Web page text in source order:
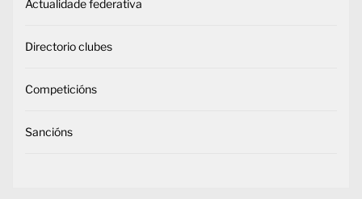
Actualidade federativa
Directorio clubes
Competicións
Sancións